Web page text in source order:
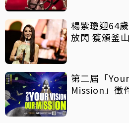
楊紫瓊迎64
放閃 獲頒釜
第二屆「
Mission」徵